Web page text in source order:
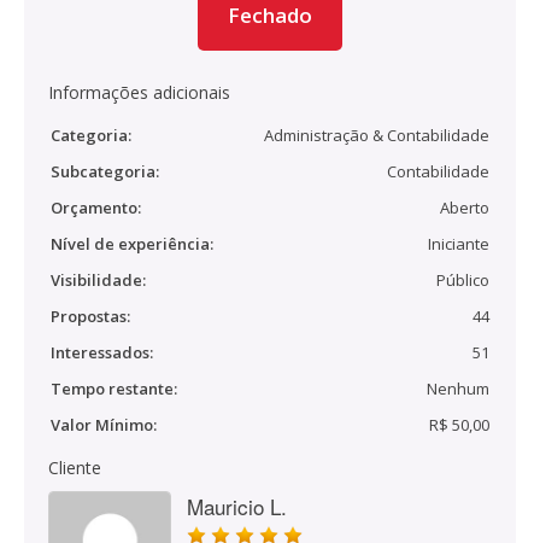
Fechado
Informações adicionais
Categoria:
Administração & Contabilidade
Subcategoria:
Contabilidade
Orçamento:
Aberto
Nível de experiência:
Iniciante
Visibilidade:
Público
Propostas:
44
Interessados:
51
Tempo restante:
Nenhum
Valor Mínimo:
R$ 50,00
Cliente
Mauricio L.